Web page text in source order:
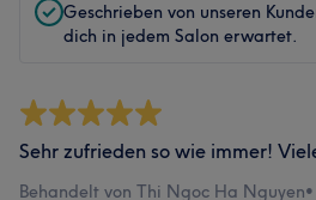
Geschrieben von unseren
dich in jedem Salon erwartet.
Sehr zufrieden so wie immer!
Behandelt von Thi Ngoc Ha Nguyen•